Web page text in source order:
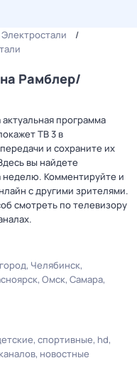
Рамблер/
программа
ТВ 3 в
и сохраните их
вы найдете
неделю. Комментируйте и
с другими зрителями.
смотреть по телевизору
Челябинск
Омск Самара
спортивные hd
новостные